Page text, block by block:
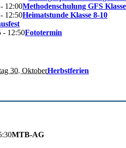
- 12:00Methodenschulung GFS
- 12:50Heimatstunde Klasse 8-10
- 12:50Fototermin
30. OktoberHerbstferien
MTB-AG